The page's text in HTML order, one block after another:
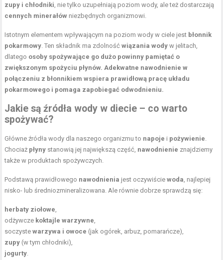
zupy i chłodniki , nie tylko uzupełniają poziom wody, ale też dostarczają
cennych minerałów niezbędnych organizmowi.
Istotnym elementem wpływającym na poziom wody w ciele jest błonnik
pokarmowy . Ten składnik ma zdolnośćwiązania wody w jelitach,
dlatego osoby spożywające go dużo powinny pamiętać o
zwiększonym spożyciu płynów. Adekwatne nawodnienie w
połączeniu z błonnikiem wspiera prawidłową pracę układu
pokarmowego i pomaga zapobiegać odwodnieniu.
Jakie są źródła wody w diecie – co warto
spożywać?
Główne źródła wody dla naszego organizmu to napoje i pożywienie
Chociaż płyny stanowią jej największą część, nawodnienie znajdziemy
także w produktach spożywczych.
Podstawą prawidłowego nawodnienia jest oczywiściewoda , najlepiej
nisko- lub średniozmineralizowana. Ale równie dobrze sprawdzą się:
herbaty ziołowe
odżywcze koktajle warzywne
soczystewarzywa i owoce (jak ogórek, arbuz, pomarańcze),
zupy (w tym chłodniki),
jogurty